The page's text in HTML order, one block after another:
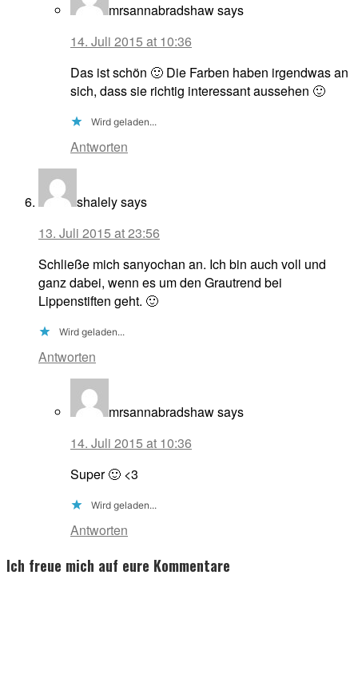
mrsannabradshawsays
14. Juli 2015 at 10:36
Das ist schön 🙂 Die Farben haben irgendwas an
sich, dass sie richtig interessant aussehen 🙂
Wird geladen...
Antworten
shalelysays
13. Juli 2015 at 23:56
Schließe mich sanyochan an. Ich bin auch voll und
ganz dabei, wenn es um den Grautrend bei
Lippenstiften geht. 🙂
Wird geladen...
Antworten
mrsannabradshawsays
14. Juli 2015 at 10:36
Super 🙂 <3
Wird geladen...
Antworten
Ich freue mich auf eure Kommentare